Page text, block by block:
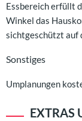
Essbereich erfüllt
Winkel das
sichtgeschützt auf
Sonstiges
Umplanungen
EXTRAS